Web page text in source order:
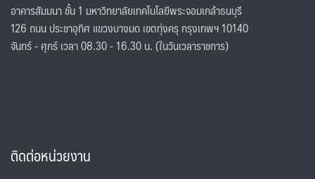
อาคารสัมมนา ชั้น 1 มหาวิทยาลัยเทคโนโลยีพระจอมเกล้าธนบุรี
126 ถนน ประชาอุทิศ แขวงบางมด เขตทุ่งครุ กรุงเทพฯ 10140
จันทร์ - ศุกร์ เวลา 08.30 - 16.30 น. (ในวันเวลาราชการ)
ติดต่อหน่วยงาน